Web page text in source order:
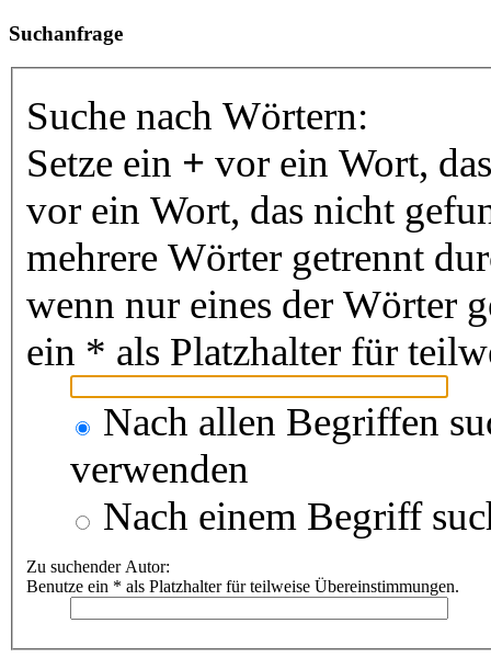
Suchanfrage
Suche nach Wörtern:
Setze ein + vor ein Wort,
vor ein Wort, das nicht
mehrere Wörter getrennt
wenn nur eines der Wörter
ein * als Platzhalter für
Nach allen Begriffen
verwenden
Nach einem Begriff
Zu suchender Autor:
Benutze ein * als Platzhalter für teilweise Übereinstimmungen.